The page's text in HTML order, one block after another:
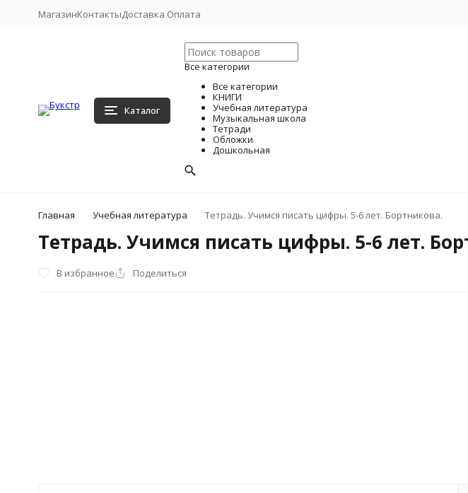
МагазинКонтактыДоставка Оплата
Каталог
Все категории
Все категории
КНИГИ
Учебная литература
Музыкальная школа
Тетради
Обложки
Дошкольная
Главная Учебная литература Тетрадь. Учимся писать цифры. 5-6 лет. Бортникова.
Тетрадь. Учимся писать цифры. 5-6 лет.
В избранное Поделиться